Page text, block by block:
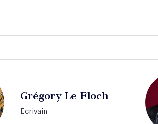
Grégory Le Floch
Écrivain